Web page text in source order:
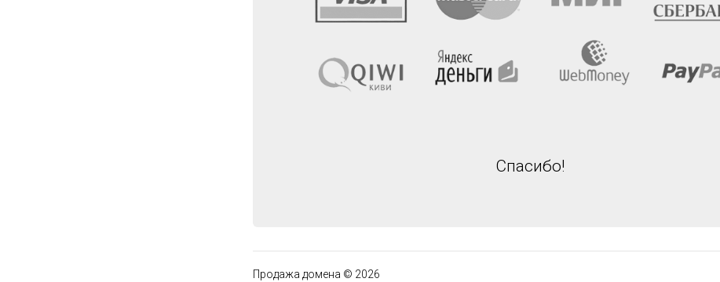
Спасибо!
Продажа домена © 2026